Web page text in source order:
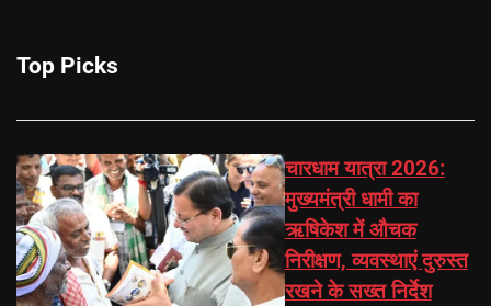
Top Picks
चारधाम यात्रा 2026:
मुख्यमंत्री धामी का
ऋषिकेश में औचक
निरीक्षण, व्यवस्थाएं दुरुस्त
रखने के सख्त निर्देश